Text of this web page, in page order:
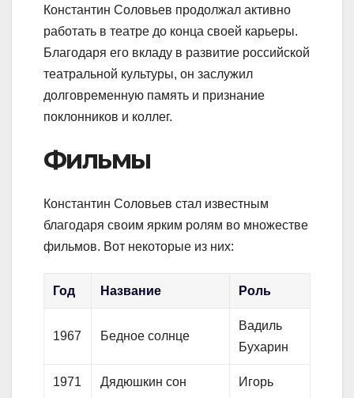
Константин Соловьев продолжал активно
работать в театре до конца своей карьеры.
Благодаря его вкладу в развитие российской
театральной культуры, он заслужил
долговременную память и признание
поклонников и коллег.
Фильмы
Константин Соловьев стал известным
благодаря своим ярким ролям во множестве
фильмов. Вот некоторые из них:
Год Название Роль
1967 Бедное солнце
Вадиль
Бухарин
1971 Дядюшкин сон Игорь